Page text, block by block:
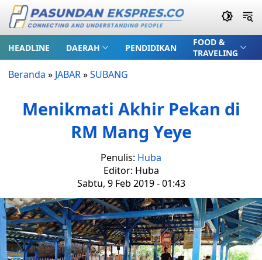
HEADLINE DAERAH PENDIDIKAN
FOOD &
TRAVELING
Beranda » JABAR»SUBANG
Menikmati Akhir Pekan di
RM Mang Yeye
Penulis: Huba
Editor: Huba
Sabtu, 9 Feb 2019 - 01:43